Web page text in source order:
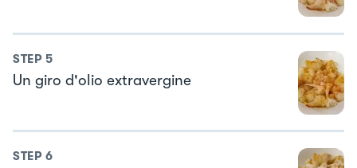
STEP 5
Un giro d'olio extravergine
STEP 6